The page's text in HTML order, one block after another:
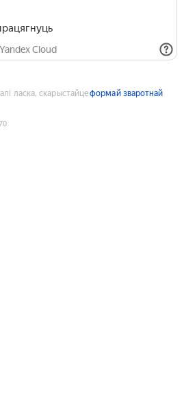
Cloud
ласка, скарыстайцеформай зваротнай